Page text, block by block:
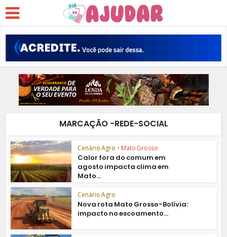
MARCAÇÃO -REDE-SOCIAL
Cenário Agro • Mato Grosso
Calor fora do comum em
agosto impacta clima em
Mato...
Cenário Agro
Nova rota Mato Grosso-Bolívia:
impacto no escoamento...